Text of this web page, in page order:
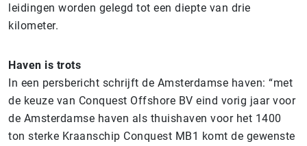
leidingen worden gelegd tot een diepte van drie
kilometer.
Haven is trots
In een persbericht schrijft de Amsterdamse haven: “met
de keuze van Conquest Offshore BV eind vorig jaar voor
de Amsterdamse haven als thuishaven voor het 1400
ton sterke Kraanschip Conquest MB1 komt de gewenste